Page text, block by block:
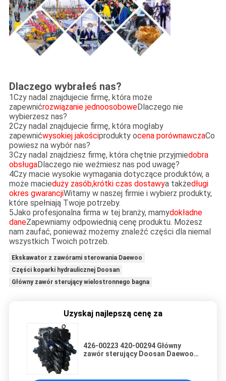
Dlaczego wybrałeś nas?
1Czy nadal znajdujecie firmę, która może
zapewnićrozwiązanie jednoosoboweDlaczego nie
wybierzesz nas?
2Czy nadal znajdujecie firmę, która mogłaby
zapewnićwysokiej jakościprodukty ocena porównawczaCo
powiesz na wybór nas?
3Czy nadal znajdziesz firmę, która chętnie przyjmiedobra
obsługaDlaczego nie weźmiesz nas pod uwagę?
4Czy macie wysokie wymagania dotyczące produktów, a
może macieduży zasób,krótki czas dostawya takżedługi
okres gwarancjiWitamy w naszej firmie i wybierz produkty,
które spełniają Twoje potrzeby.
5Jako profesjonalna firma w tej branży, mamydokładne
daneZapewniamy odpowiednią cenę produktu. Możesz
nam zaufać, ponieważ możemy znaleźć części dla niemal
wszystkich Twoich potrzeb.
Ekskawator z zawórami sterowania Daewoo
Części koparki hydraulicznej Doosan
Główny zawór sterujący wielostronnego bagna
Uzyskaj najlepszą cenę za
426-00223 420-00294 Główny
zawór sterujący Doosan Daewoo